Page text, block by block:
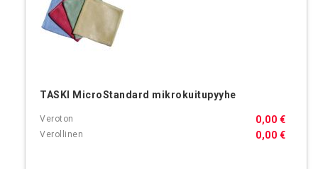
TASKI MicroStandard mikrokuitupyyhe
0,00 €
0,00 €